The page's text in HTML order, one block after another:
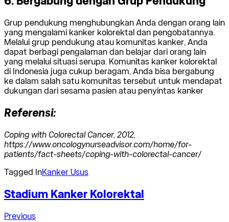
Grup pendukung menghubungkan Anda dengan orang lain
yang mengalami kanker kolorektal dan pengobatannya.
Melalui grup pendukung atau komunitas kanker, Anda
dapat berbagi pengalaman dan belajar dari orang lain
yang melalui situasi serupa. Komunitas kanker kolorektal
di Indonesia juga cukup beragam, Anda bisa bergabung
ke dalam salah satu komunitas tersebut untuk mendapat
dukungan dari sesama pasien atau penyintas kanker
Referensi:
Coping with Colorectal Cancer, 2012,
https://www.oncologynurseadvisor.com/home/for-
patients/fact-sheets/coping-with-colorectal-cancer/
Tagged InKanker Usus
Post
Navigation
Stadium Kanker Kolorektal
Previous